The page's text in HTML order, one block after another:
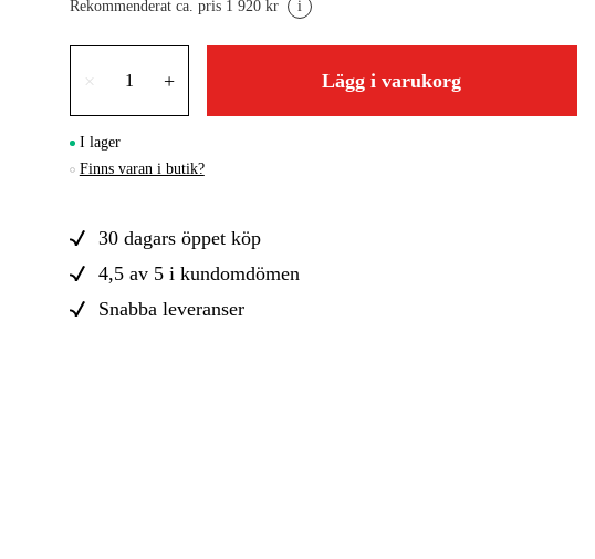
Trädgård Hem & Fritid Kampanjer
Rekommenderat ca. pris 1 920 kr i
× + Lägg i varukorg
I lager
Finns varan i butik?
30 dagars öppet köp
4,5 av 5 i kundomdömen
Snabba leveranser